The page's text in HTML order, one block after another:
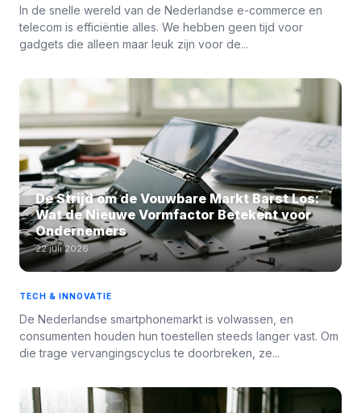
In de snelle wereld van de Nederlandse e-commerce en
telecom is efficiëntie alles. We hebben geen tijd voor
gadgets die alleen maar leuk zijn voor de...
De Strijd om de Vouwbare Markt Barst Los:
Wat de Nieuwe Vormfactor Betekent voor
Ondernemers
22 juli 2026
TECH & INNOVATIE
De Nederlandse smartphonemarkt is volwassen, en
consumenten houden hun toestellen steeds langer vast. Om
die trage vervangingscyclus te doorbreken, ze...